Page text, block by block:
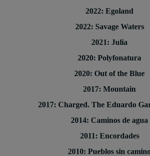
2022: Egoland
2022: Savage Waters
2021: Julia
2020: Polyfonatura
2020: Out of the Blue
2017: Mountain
2017: Charged. The Eduardo
2014: Caminos de agua
2011: Encordades
2010: Pueblos sin